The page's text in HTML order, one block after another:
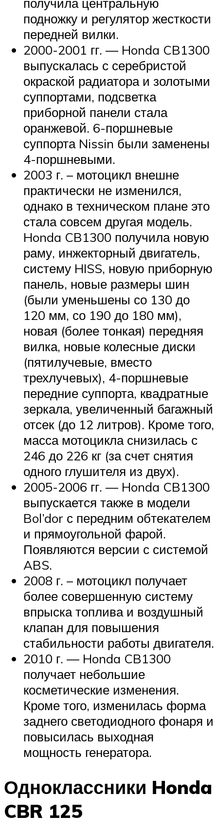
подножку и регулятор жесткости
передней вилки.
2000-2001 гг. — Honda CB1300
выпускалась с серебристой
окраской радиатора и золотыми
суппортами, подсветка
приборной панели стала
оранжевой. 6-поршневые
суппорта Nissin были заменены
4-поршневыми.
2003 г. – мотоцикл внешне
практически не изменился,
однако в техническом плане это
стала совсем другая модель.
Honda CB1300 получила новую
раму, инжекторный двигатель,
систему HISS, новую приборную
панель, новые размеры шин
(были уменьшены со 130 до
120 мм, со 190 до 180 мм),
новая (более тонкая) передняя
вилка, новые колесные диски
(пятилучевые, вместо
трехлучевых), 4-поршневые
передние суппорта, квадратные
зеркала, увеличенный багажный
отсек (до 12 литров). Кроме того,
масса мотоцикла снизилась с
246 до 226 кг (за счет снятия
одного глушителя из двух).
2005-2006 гг. — Honda CB1300
выпускается также в модели
Bol’dor с передним обтекателем
и прямоугольной фарой.
Появляются версии с системой
ABS.
2008 г. – мотоцикл получает
более совершенную систему
впрыска топлива и воздушный
клапан для повышения
стабильности работы двигателя.
2010 г. — Honda CB1300
получает небольшие
косметические изменения.
Кроме того, изменилась форма
заднего светодиодного фонаря и
повысилась выходная
мощность генератора.
Одноклассники Honda
CBR 125